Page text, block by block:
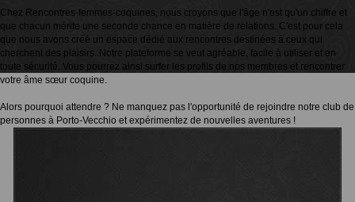
Chez Rencontres-femmes-coquines, nous croyons que l'âge n'est qu'un chiffre et
que chacun mérite une seconde chance en matière de relations. C'est pour cela
que nous avons créé un espace dédié aux rencontres destinées à ceux qui
cherchent des plaisirs. Notre plateforme se veut agréable, facile à utiliser et en
toute sécurité. Vous pourrez ainsi surfer les profils de nos membres et rencontrer
votre âme sœur coquine.
Alors pourquoi attendre ? Ne manquez pas l'opportunité de rejoindre notre club de
personnes à Porto-Vecchio et expérimentez de nouvelles aventures !